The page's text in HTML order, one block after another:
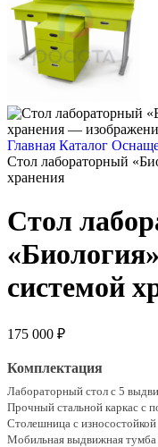
Главная Каталог
Стол лабораторный
хранения
Стол
системой
175 000 ₽
Комплектация
Лабораторный стол с 5
Прочный стальной каркас с
Столешница с
Мобильная выдвижная тумба